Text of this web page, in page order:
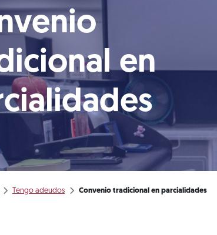
en
Tengo adeudos Convenio tradicional en parcialidades